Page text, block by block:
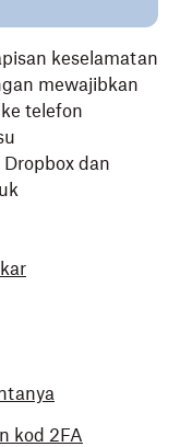
keselamatan
mewajibkan
telefon
dan
kod 2FA